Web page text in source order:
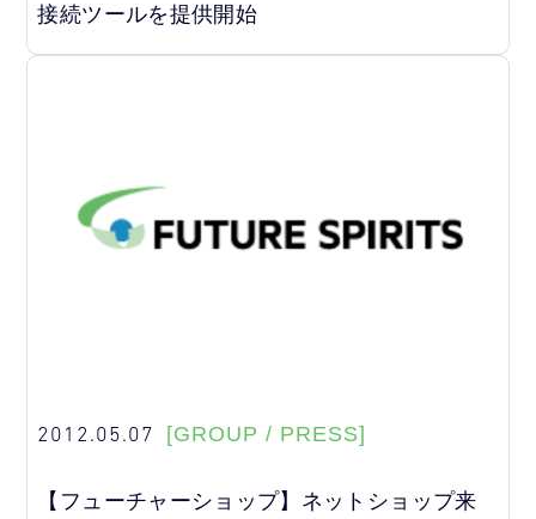
接続ツールを提供開始
2012.05.07 [GROUP / PRESS]
【フューチャーショップ】ネットショップ来